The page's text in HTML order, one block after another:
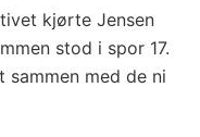
kjørte Jensen
stod i spor 17.
med de ni